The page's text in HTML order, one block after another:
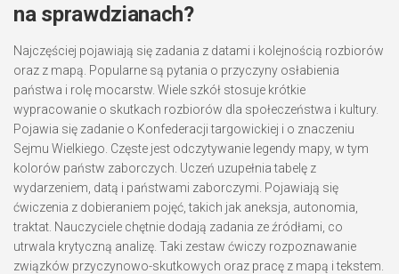
na sprawdzianach?
Najczęściej pojawiają się zadania z datami i kolejnością rozbiorów
oraz z mapą. Popularne są pytania o przyczyny osłabienia
państwa i rolę mocarstw. Wiele szkół stosuje krótkie
wypracowanie o skutkach rozbiorów dla społeczeństwa i kultury.
Pojawia się zadanie o Konfederacji targowickiej i o znaczeniu
Sejmu Wielkiego. Częste jest odczytywanie legendy mapy, w tym
kolorów państw zaborczych. Uczeń uzupełnia tabelę z
wydarzeniem, datą i państwami zaborczymi. Pojawiają się
ćwiczenia z dobieraniem pojęć, takich jak aneksja, autonomia,
traktat. Nauczyciele chętnie dodają zadania ze źródłami, co
utrwala krytyczną analizę. Taki zestaw ćwiczy rozpoznawanie
związków przyczynowo-skutkowych oraz pracę z mapą i tekstem.